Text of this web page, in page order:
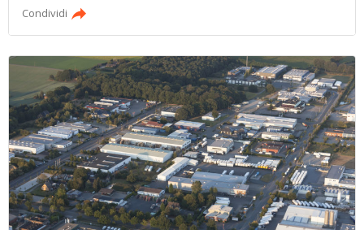
Condividi